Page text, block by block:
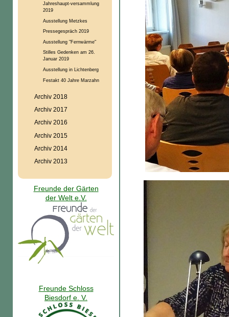
Jahreshaupt-versammlung
2019
Ausstellung Metzkes
Pressegespräch 2019
Ausstellung "Fernwärme"
Stilles Gedenken am 26.
Januar 2019
Ausstellung in Lichtenberg
Festakt 40 Jahre Marzahn
Archiv 2018
Archiv 2017
Archiv 2016
Archiv 2015
Archiv 2014
Archiv 2013
Freunde der Gärten
der Welt e.V.
Freunde Schloss
Biesdorf e. V.